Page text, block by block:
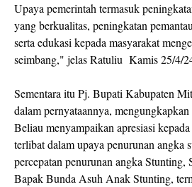
Upaya pemerintah termasuk
yang berkualitas, peningkatan
serta edukasi kepada masyarakat
seimbang," jelas Ratuliu Kamis 25/4/
Sementara itu Pj. Bupati Kabupaten
dalam pernyataannya,
Beliau menyampaikan apresiasi
terlibat dalam upaya penurunan angka
percepatan penurunan angka Stunting,
Bapak Bunda Asuh Anak Stunting,